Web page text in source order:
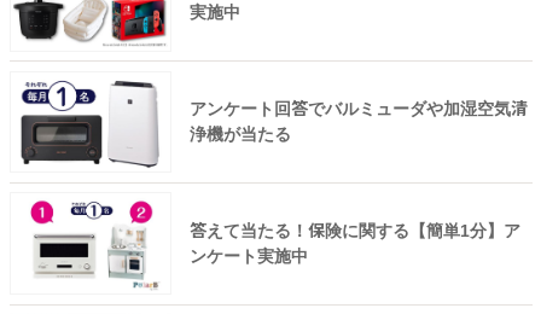
実施中
アンケート回答でバルミューダや加湿空気清
浄機が当たる
答えて当たる！保険に関する【簡単1分】ア
ンケート実施中